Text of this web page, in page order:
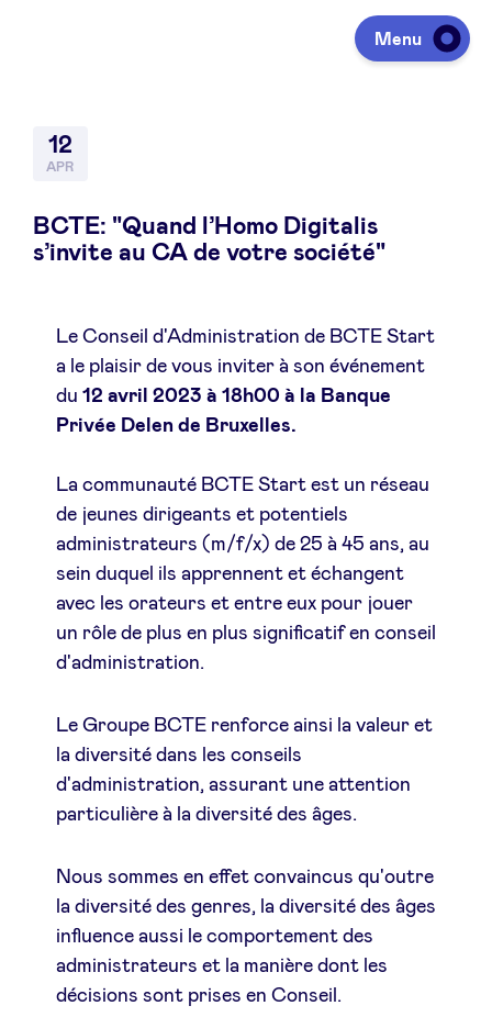
Menu
Fondsen ophalen
Agenda
Nieuws
Voordelen
BeAngels Academy
BeAngels Luxemburg
NXT Brussels - Investeerders groep
Pooling Services
Sponsors
12
APR
BCTE: "Quand l’Homo Digitalis
s’invite au CA de votre société"
Le Conseil d'Administration de BCTE Start
a le plaisir de vous inviter à son événement
du 12 avril 2023 à 18h00 à la Banque
Privée Delen de Bruxelles.
La communauté BCTE Start est un réseau
de jeunes dirigeants et potentiels
administrateurs (m/f/x) de 25 à 45 ans, au
sein duquel ils apprennent et échangent
avec les orateurs et entre eux pour jouer
un rôle de plus en plus significatif en conseil
d'administration.
Le Groupe BCTE renforce ainsi la valeur et
la diversité dans les conseils
d'administration, assurant une attention
particulière à la diversité des âges.
Nous sommes en effet convaincus qu'outre
la diversité des genres, la diversité des âges
influence aussi le comportement des
administrateurs et la manière dont les
décisions sont prises en Conseil.